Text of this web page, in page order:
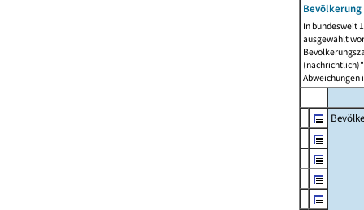
In bundesweit
ausgewählt
Abweichungen